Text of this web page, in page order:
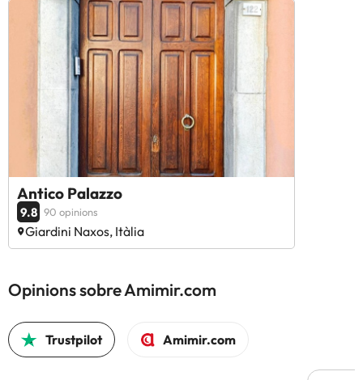
Antico Palazzo
9.8 90 opinions
Giardini Naxos, Itàlia
Opinions sobre Amimir.com
Trustpilot Amimir.com